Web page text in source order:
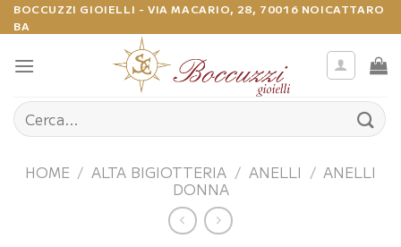
Salta
ai
contenuti
BOCCUZZI GIOIELLI - VIA MACARIO, 28, 70016 NOICATTARO
BA
Cerca:
HOME / ALTA BIGIOTTERIA / ANELLI / ANELLI
DONNA